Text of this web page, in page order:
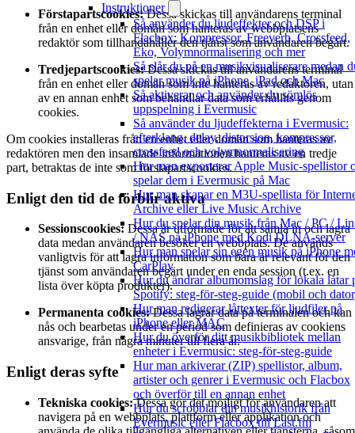
Instruktioner
Så använder du ljudeffekter och DSP i
Flacbox: Kompressor, Freeverb, Crossfeed,
Eko, Volymnormalisering och mer
Så slår du på en musikvisualiserare medan
spelar musik på iPhone, iPad och Mac
Så aktiverar och använder du sömlös
uppspelning i Evermusic
Så använder du ljudeffekterna i Evermusic:
efterklang, delay, distorsion, kompressor,
crossfeed och volymnormalisering
Hur man exporterar Apple Music-spellistor
spelar dem i Evermusic på Mac
Hur man skapar en M3U-spellista för
Archive eller Live Music Archive
Hur du spelar din musik från Mac / PC /
/ NAS på iPhone med Kodi DLNA-server
Hur man spelar sin egen musik på iPhone
CarPlay
Hur du ändrar albumomslag för lokala låtar
Spotify: steg-för-steg-guide (mobil och
Hur man redigerar låttexter för ljudfiler på
iPhone eller MAC
Hur du överför ditt musikbibliotek mellan
enheter i Evermusic: steg-för-steg-guide
Hur man arkiverar (ZIP) spellistor, album,
artister och genrer i Evermusic och Flacbox
och överför till en annan enhet
Hur du scrobblar din musikhistorik från
Evermusic eller Flacbox till Last.fm
Förstapartscookies:Dessa skickas till användarens terminal
från en enhet eller domän som hanteras av webbplatsens
redaktör som tillhandahåller den tjänst som användaren begärt.
Tredjepartscookies:Dessa skickas till användarens terminal
från en enhet eller domän som inte hanteras av redaktören, utan
av en annan enhet som behandlar data som erhållits genom
cookies.
Om cookies installeras från en enhet eller domän som hanteras av
redaktören men den insamlade informationen hanteras av en tredje
part, betraktas de inte som förstapartscookies.
Enligt den tid de förblir aktiva
Sessionscookies: Dessa är utformade för att samla in och lagra
data medan användaren besöker en webbplats. De används
vanligtvis för att lagra information som bara är relevant för den
tjänst som användaren begärt under en enda session (t.ex. en
lista över köpta produkter).
Permanenta cookies:Dessa lagrar data på terminalen och kan
nås och bearbetas under en period som definieras av cookiens
ansvarige, från några minuter till flera år.
Enligt deras syfte
Tekniska cookies:Dessa gör det möjligt för användaren att
navigera på en webbplats, plattform eller applikation och